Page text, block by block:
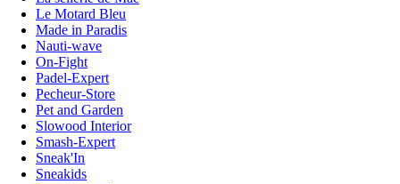
Le Motard Bleu
Made in Paradis
Nauti-wave
On-Fight
Padel-Expert
Pecheur-Store
Pet and Garden
Slowood Interior
Smash-Expert
Sneak'In
Sneakids